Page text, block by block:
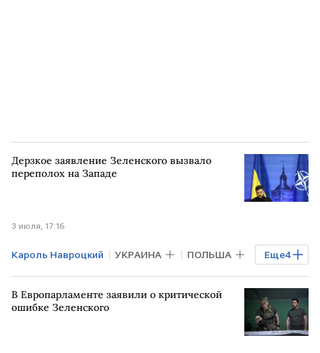
Дерзкое заявление Зеленского вызвало
переполох на Западе
3 июля, 17:16
Еще4
Кароль Навроцкий УКРАИНА ПОЛЬША
Владимир Зеленский ЕС Киев
Андрей Мельник
В Европарламенте заявили о критической
ошибке Зеленского